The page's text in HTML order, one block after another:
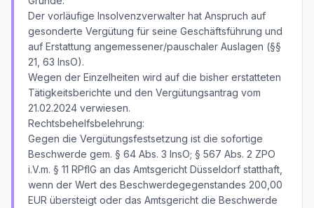
Der vorläufige Insolvenzverwalter hat Anspruch auf
gesonderte Vergütung für seine Geschäftsführung und
auf Erstattung angemessener/pauschaler Auslagen (§§
21, 63 InsO).
Wegen der Einzelheiten wird auf die bisher erstatteten
Tätigkeitsberichte und den Vergütungsantrag vom
21.02.2024 verwiesen.
Rechtsbehelfsbelehrung:
Gegen die Vergütungsfestsetzung ist die sofortige
Beschwerde gem. § 64 Abs. 3 InsO; § 567 Abs. 2 ZPO
i.V.m. § 11 RPflG an das Amtsgericht Düsseldorf statthaft,
wenn der Wert des Beschwerdegegenstandes 200,00
EUR übersteigt oder das Amtsgericht die Beschwerde